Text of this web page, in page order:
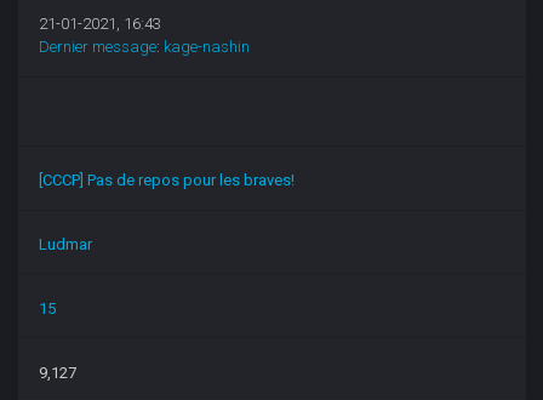
21-01-2021, 16:43
Dernier message: kage-nashin
[CCCP] Pas de repos pour les braves!
Ludmar
15
9,127